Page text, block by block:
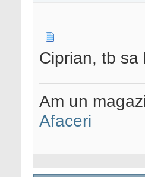
Ciprian, tb sa
Am un
Afaceri